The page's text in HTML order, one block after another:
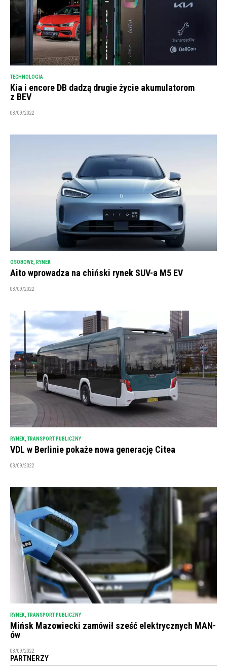
TECHNOLOGIA
Kia i encore DB dadzą drugie życie akumulatorom
z BEV
08/09/2022
OSOBOWE, RYNEK
Aito wprowadza na chiński rynek SUV-a M5 EV
08/09/2022
RYNEK TRANSPORT PUBLICZNY
VDL w Berlinie pokaże nowa generację Citea
08/09/2022
RYNEK, TRANSPORT PUBLICZNY
Mińsk Mazowiecki zamówił sześć elektrycznych MAN-
ów
08/09/2022
PARTNERZY